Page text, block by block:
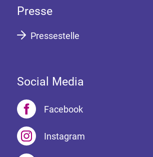
Presse
Pressestelle
Social Media
Facebook
Instagram